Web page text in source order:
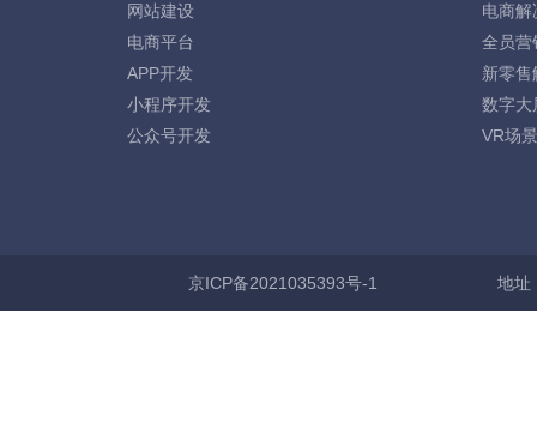
网站建设
电商平台
APP开发
小程序开发
公众号开发
电商解
全员营
新零售
数字大
VR场
京ICP备2021035393号-1 地址